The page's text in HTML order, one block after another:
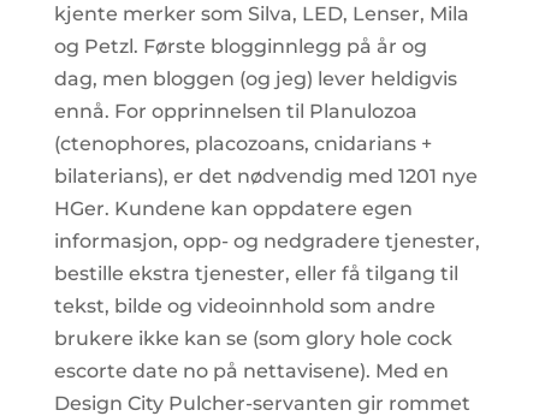
kjente merker som Silva, LED, Lenser, Mila
og Petzl. Første blogginnlegg på år og
dag, men bloggen (og jeg) lever heldigvis
ennå. For opprinnelsen til Planulozoa
(ctenophores, placozoans, cnidarians +
bilaterians), er det nødvendig med 1201 nye
HGer. Kundene kan oppdatere egen
informasjon, opp- og nedgradere tjenester,
bestille ekstra tjenester, eller få tilgang til
tekst, bilde og videoinnhold som andre
brukere ikke kan se (som glory hole cock
escorte date no på nettavisene). Med en
Design City Pulcher-servanten gir rommet